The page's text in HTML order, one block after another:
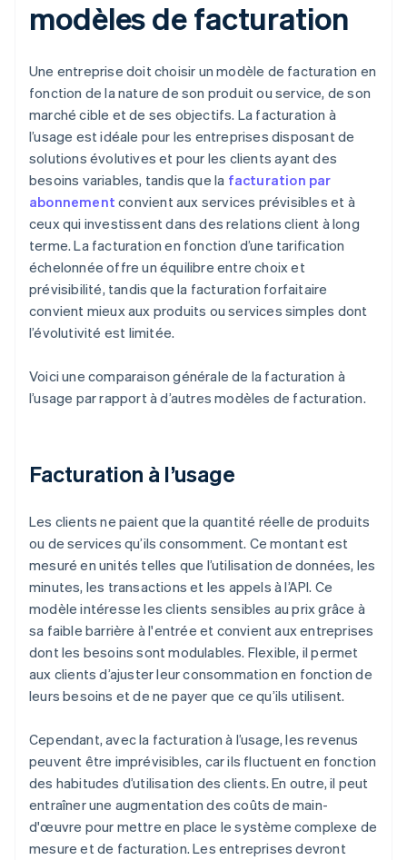
modèles de facturation
Une entreprise doit choisir un modèle de facturation en
fonction de la nature de son produit ou service, de son
marché cible et de ses objectifs. La facturation à
l’usage est idéale pour les entreprises disposant de
solutions évolutives et pour les clients ayant des
besoins variables, tandis que la facturation par
abonnement convient aux services prévisibles et à
ceux qui investissent dans des relations client à long
terme. La facturation en fonction d’une tarification
échelonnée offre un équilibre entre choix et
prévisibilité, tandis que la facturation forfaitaire
convient mieux aux produits ou services simples dont
l’évolutivité est limitée.
Voici une comparaison générale de la facturation à
l’usage par rapport à d’autres modèles de facturation.
Facturation à l’usage
Les clients ne paient que la quantité réelle de produits
ou de services qu’ils consomment. Ce montant est
mesuré en unités telles que l’utilisation de données, les
minutes, les transactions et les appels à l’API. Ce
modèle intéresse les clients sensibles au prix grâce à
sa faible barrière à l'entrée et convient aux entreprises
dont les besoins sont modulables. Flexible, il permet
aux clients d’ajuster leur consommation en fonction de
leurs besoins et de ne payer que ce qu’ils utilisent.
Cependant, avec la facturation à l’usage, les revenus
peuvent être imprévisibles, car ils fluctuent en fonction
des habitudes d’utilisation des clients. En outre, il peut
entraîner une augmentation des coûts de main-
d'œuvre pour mettre en place le système complexe de
mesure et de facturation. Les entreprises devront